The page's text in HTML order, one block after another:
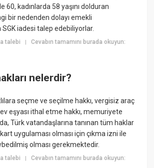
60, kadınlarda 58 yaşını dolduran
bir nedenden dolayı emekli
iadesi talep edebiliyorlar.
talebi |Cevabın tamamını burada okuyun:
nelerdir?
seçme ve seçilme hakkı, vergisiz araç
eşyası ithal etme hakkı, memuriyete
Türk vatandaşlarına tanınan tüm haklar
kart uygulaması olması için çıkma izni ile
olması gerekmektedir.
talebi |Cevabın tamamını burada okuyun: